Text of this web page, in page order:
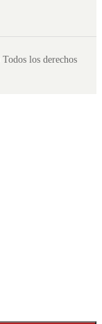
los derechos